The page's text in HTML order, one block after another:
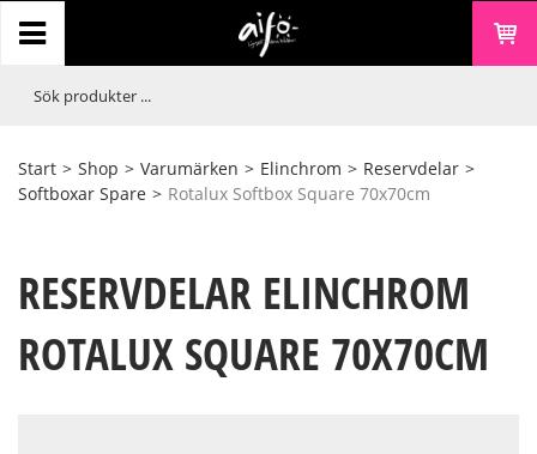
Start > Shop > Varumärken > Elinchrom > Reservdelar >
Softboxar Spare > Rotalux Softbox Square 70x70cm
RESERVDELAR ELINCHROM
ROTALUX SQUARE 70X70CM